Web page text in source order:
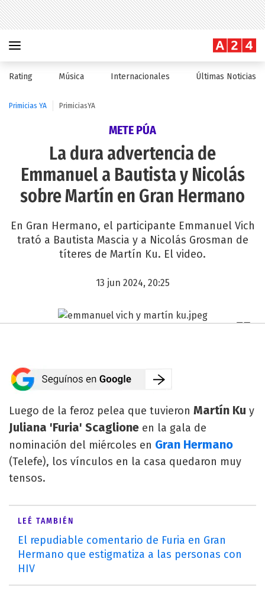
Rating Música Internacionales Últimas Noticias
Primicias YA PrimiciasYA
METE PÚA
La dura advertencia de
Emmanuel a Bautista y Nicolás
sobre Martín en Gran Hermano
En Gran Hermano, el participante Emmanuel Vich
trató a Bautista Mascia y a Nicolás Grosman de
títeres de Martín Ku. El video.
13 jun 2024, 20:25
Luego de la feroz pelea que tuvieron Martín Ku y
Juliana 'Furia' Scaglione en la gala de
nominación del miércoles en Gran Hermano
(Telefe), los vínculos en la casa quedaron muy
tensos.
LEÉ TAMBIÉN
El repudiable comentario de Furia en Gran
Hermano que estigmatiza a las personas con
HIV